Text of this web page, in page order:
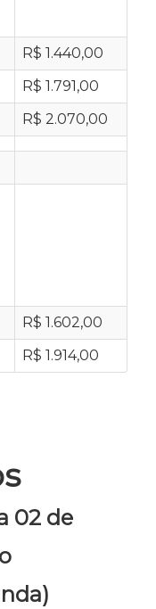
R$ 1.440,00
R$ 1.791,00
R$ 2.070,00
R$ 1.602,00
R$ 1.914,00
02 de